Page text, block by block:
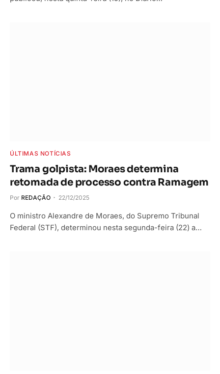
ÚLTIMAS NOTÍCIAS
Trama golpista: Moraes determina
retomada de processo contra Ramagem
Por REDAÇÃO 22/12/2025
O ministro Alexandre de Moraes, do Supremo Tribunal
Federal (STF), determinou nesta segunda-feira (22) a…